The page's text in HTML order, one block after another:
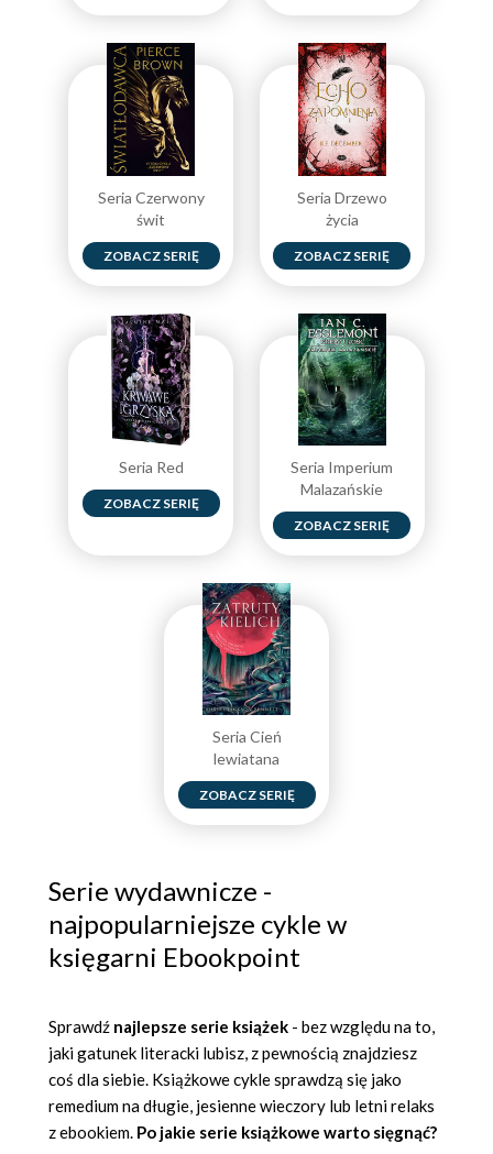
Seria Czerwony
świt
ZOBACZ SERIĘ
Seria Drzewo
życia
ZOBACZ SERIĘ
Seria Red
ZOBACZ SERIĘ
Seria Imperium
Malazańskie
ZOBACZ SERIĘ
Seria Cień
lewiatana
ZOBACZ SERIĘ
Serie wydawnicze -
najpopularniejsze cykle w
księgarni Ebookpoint
Sprawdź najlepsze serie książek - bez względu na to,
jaki gatunek literacki lubisz, z pewnością znajdziesz
coś dla siebie. Książkowe cykle sprawdzą się jako
remedium na długie, jesienne wieczory lub letni relaks
z ebookiem. Po jakie serie książkowe warto sięgnąć?